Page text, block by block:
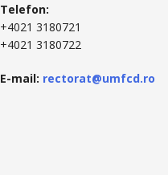
Telefon:
+4021 3180721
+4021 3180722
E-mail: rectorat@umfcd.ro